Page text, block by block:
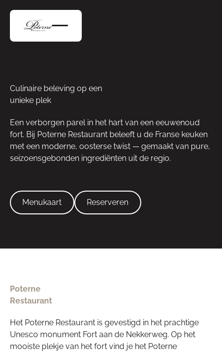
Culinaire beleving op een
unieke plek
Een verborgen parel in het hart van een eeuwenoud
fort. Bij Poterne Restaurant beleeft u de Franse keuken
met een moderne, oosterse twist — gemaakt van pure,
seizoensgebonden ingrediënten uit de regio.
Menukaart Reserveren
Poterne
Restaurant
Het Poterne Restaurant is gevestigd in het prachtige
Unesco monument Fort aan de Nekkerweg. Op het
mooiste plekje van het fort vind je het Poterne